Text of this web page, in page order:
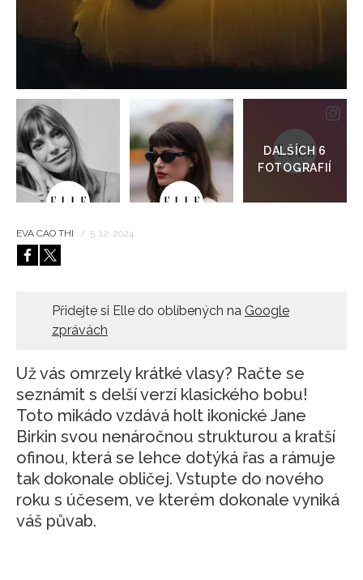
do
galerie
EVA CAO THI / 5. 12. 2024
Přidejte si Elle do oblíbených na Google
zprávách
Už vás omrzely krátké vlasy? Račte se
seznámit s delší verzí klasického bobu!
Toto mikádo vzdává holt ikonické Jane
Birkin svou nenáročnou strukturou a kratší
ofinou, která se lehce dotýká řas a rámuje
tak dokonale obličej. Vstupte do nového
roku s účesem, ve kterém dokonale vyniká
váš půvab.